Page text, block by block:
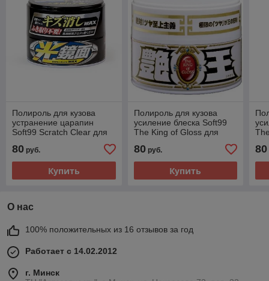
Полироль для кузова
устранение царапин
Soft99 Scratch Clear для
80 руб.
Купить
Полироль для кузова
усиление блеска Soft99
The King of Gloss для
80руб.
Купить
80
О нас
100% положительных из 16 отзывов за год
Работает с 14.02.2012
г. Минск